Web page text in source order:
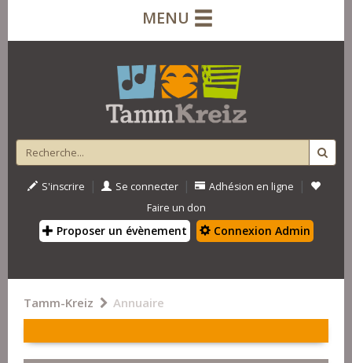
MENU
S'inscrire | Se connecter | Adhésion en ligne |
Faire un don
Proposer un évènement Connexion Admin
Tamm-Kreiz Annuaire